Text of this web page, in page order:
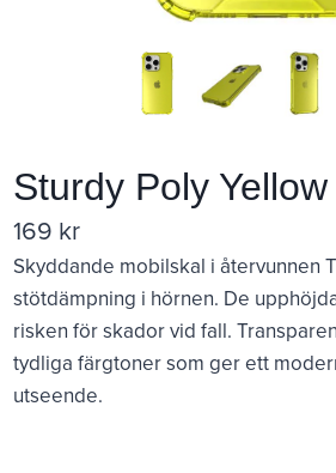
Sturdy Poly Yellow
169 kr
Skyddande mobilskal i återvunnen
stötdämpning i hörnen. De
risken för skador vid fall.
tydliga färgtoner som ger ett
utseende.